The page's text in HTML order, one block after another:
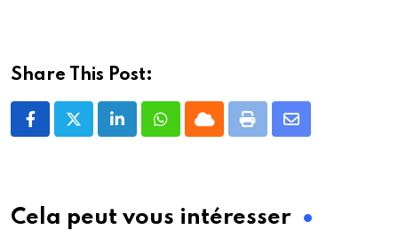
Share This Post:
LinkedInWhatsappCloudPrint
Share
Cela peut vous intéresser